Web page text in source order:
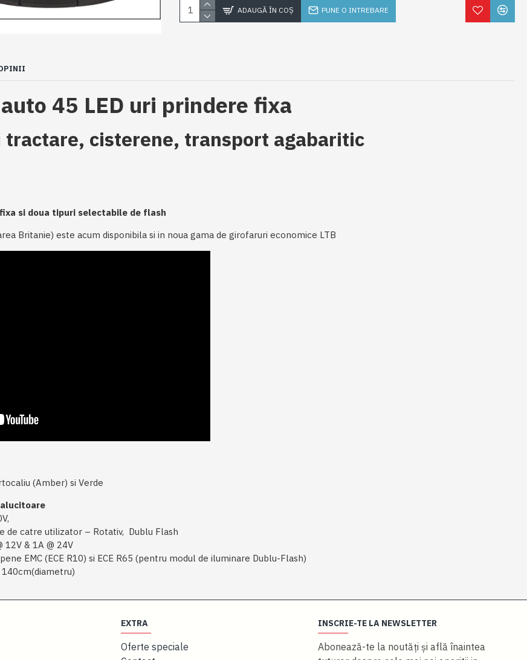
ADAUGĂ ÎN COŞ PUNE O INTREBARE
45 LED uri prindere fixa
tractare, cisterene, transport agabaritic
si doua tipuri selectabile de flash
Britanie) este acum disponibila si in noua gama de girofaruri economice LTB
(Amber) si Verde
de catre utilizator – Rotativ, Dublu Flash
12V & 1A @ 24V
EMC (ECE R10) si ECE R65 (pentru modul de iluminare Dublu-Flash)
EXTRA
Oferte speciale
INSCRIE-TE LA NEWSLETTER
Abonează-te la noutăţi și află înaintea